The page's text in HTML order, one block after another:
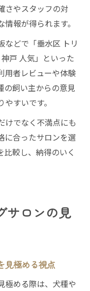
さやスタッフの対
報が得られます。
などで「垂水区 トリ
戸 人気」といった
用者レビューや体験
の飼い主からの意見
すいです。
けでなく不満点にも
に合ったサロンを選
較し、納得のいく
サロンの見
見極める視点
極める際は、犬種や